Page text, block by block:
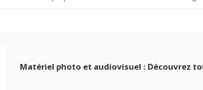
Matériel photo et audiovisuel : Découvrez